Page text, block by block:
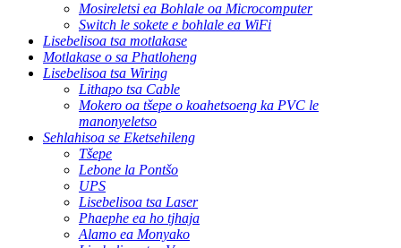
Mosireletsi ea Bohlale oa Microcomputer
Switch le sokete e bohlale ea WiFi
Lisebelisoa tsa motlakase
Motlakase o sa Phatloheng
Lisebelisoa tsa Wiring
Lithapo tsa Cable
Mokero oa tšepe o koahetsoeng ka PVC le
manonyeletso
Sehlahisoa se Eketsehileng
Tšepe
Lebone la Pontšo
UPS
Lisebelisoa tsa Laser
Phaephe ea ho tjhaja
Alamo ea Monyako